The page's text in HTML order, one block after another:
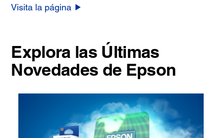
Visita la página
Explora las Últimas
Novedades de Epson